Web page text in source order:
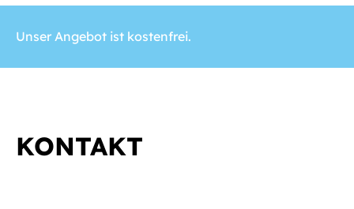
Unser Angebot ist kostenfrei.
KONTAKT